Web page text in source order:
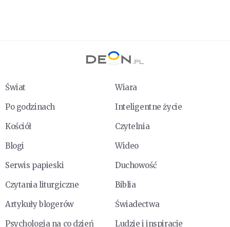
Świat
Wiara
Po godzinach
Inteligentne życie
Kościół
Czytelnia
Blogi
Wideo
Serwis papieski
Duchowość
Czytania liturgiczne
Biblia
Artykuły blogerów
Świadectwa
Psychologia na co dzień
Ludzie i inspiracje